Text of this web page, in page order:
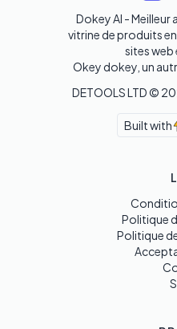
Dokey AI - Meilleur
vitrine de produits
sites web
Okey dokey, un
DETOOLS LTD ©
Built with
Politique
Politique